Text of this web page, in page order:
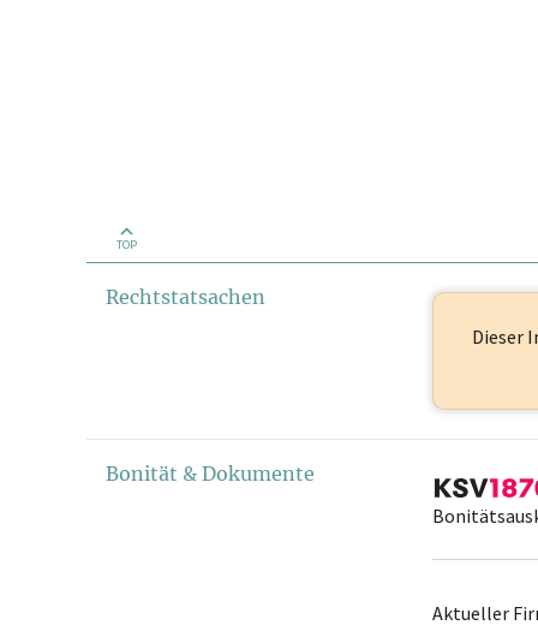
TOP
Rechtstatsachen
Dieser
Bonität & Dokumente
Aktueller